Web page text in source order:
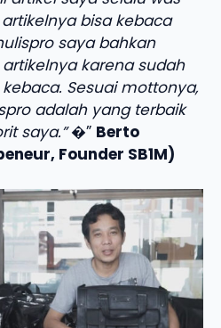
bisa kebaca
saya bahkan
karena sudah
Sesuai mottonya,
adalah yang terbaik
saya.”�” Berto
Founder SB1M)